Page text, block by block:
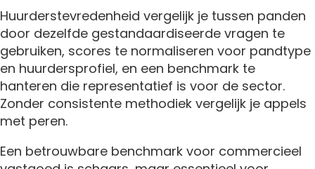
Huurderstevredenheid vergelijk je tussen panden
door dezelfde gestandaardiseerde vragen te
gebruiken, scores te normaliseren voor pandtype
en huurdersprofiel, en een benchmark te
hanteren die representatief is voor de sector.
Zonder consistente methodiek vergelijk je appels
met peren.
Een betrouwbare benchmark voor commercieel